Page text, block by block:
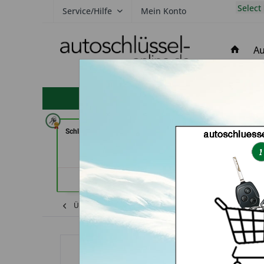
Service/Hilfe Mein Konto Select
hohe Kundenzufriedenheit
Schlüsseldienst Zimmermann (in
In Time
Übersicht Nissan